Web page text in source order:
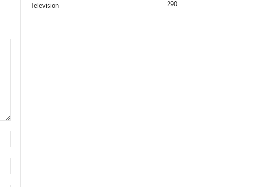
Television 290